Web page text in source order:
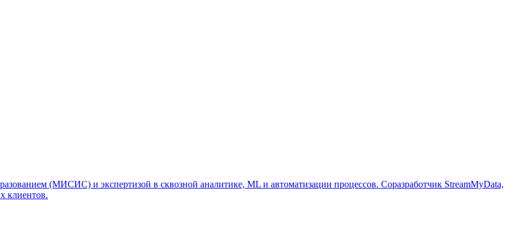
(МИСИС) и экспертизой в сквозной аналитике, ML и автоматизации процессов. Соразработчик StreamMyData,
клиентов.